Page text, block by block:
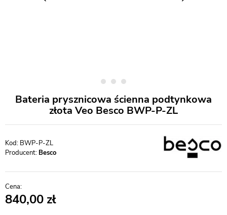
Bateria prysznicowa ścienna podtynkowa
złota Veo Besco BWP-P-ZL
BWP-P-ZL
Producent: Besco
840,00